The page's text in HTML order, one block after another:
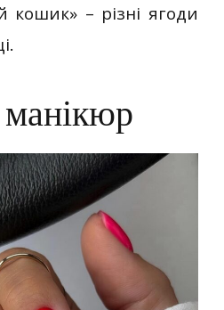
кошик» – різні ягоди